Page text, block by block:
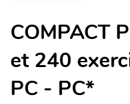
COMPACT
et 240
PC - PC*